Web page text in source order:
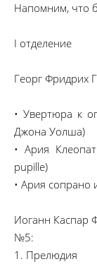
Напомним, что
I отделение
Георг Фридрих
• Увертюра к
Джона Уолша)
• Ария
pupille)
• Ария сопрано
Иоганн Каспар
№5:
1. Прелюдия